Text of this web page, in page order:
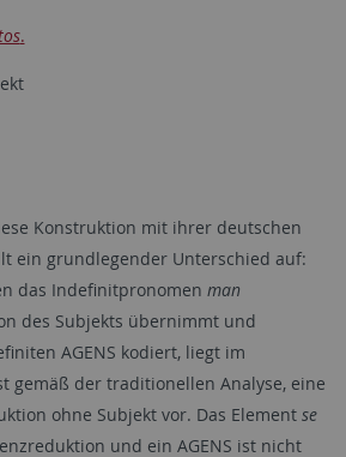
.
Konstruktion mit ihrer deutschen
ein grundlegender Unterschied auf:
das Indefinitpronomen man
des Subjekts übernimmt und
AGENS kodiert, liegt im
gemäß der traditionellen Analyse, eine
ohne Subjekt vor. Das Element se
und ein AGENS ist nicht